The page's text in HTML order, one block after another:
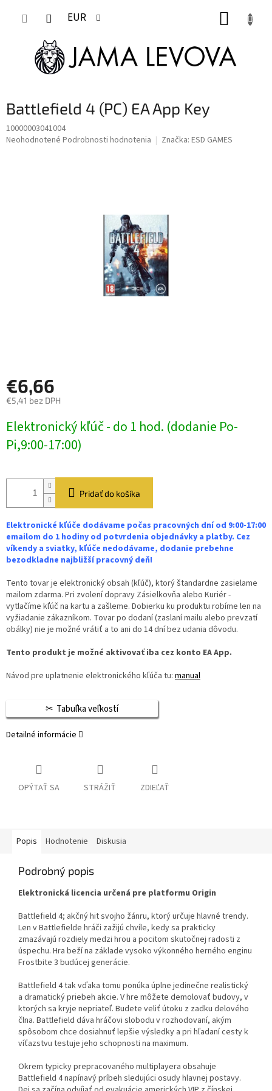
EUR
Battlefield 4 (PC) EA App Key
10000003041004
Priemerné
Neohodnotené Podrobnosti hodnotenia Značka: ESD GAMES
€6,66
€5,41 bez DPH
cena:
Elektronický kľúč - do 1 hod. (dodanie Po-
Pi,9:00-17:00)
Pridať do košíka
Elektronické kľúče dodávame počas pracovných dní od 9:00-17:00
emailom do 1 hodiny od potvrdenia objednávky a platby. Cez
víkendy a sviatky, kľúče nedodávame, dodanie prebehne
bezodkladne najbližší pracovný deň!
Tento tovar je elektronický obsah (kľúč), ktorý štandardne zasielame
mailom zdarma. Pri zvolení dopravy Zásielkovňa alebo Kuriér -
vytlačíme kľúč na kartu a zašleme. Dobierku ku produktu robíme len na
vyžiadanie zákazníkom. Tovar po dodaní (zaslaní mailu alebo prevzatí
obálky) nie je možné vrátiť a to ani do 14 dní bez udania dôvodu.
Tento produkt je možné aktivovať iba cez konto EA App.
Návod pre uplatnenie elektronického kľúča tu: manual
Tabuľka veľkostí
Detailné informácie
OPÝTAŤ SA STRÁŽIŤ ZDIEĽAŤ
Popis Hodnotenie Diskusia
Podrobný popis
Elektronická licencia určená pre platformu Origin
Battlefield 4; akčný hit svojho žánru, ktorý určuje hlavné trendy.
Len v Battlefielde hráči zažijú chvíle, kedy sa prakticky
zmazávajú rozdiely medzi hrou a pocitom skutočnej radosti z
úspechu. Hra beží na základe vysoko výkonného herného enginu
Frostbite 3 budúcej generácie.
Battlefield 4 tak vďaka tomu ponúka úplne jedinečne realistický
a dramatický priebeh akcie. V hre môžete demolovať budovy, v
ktorých sa kryje nepriateľ. Budete veliť útoku z zadku delového
člna. Battlefield dáva hráčovi slobodu v rozhodovaní, akým
spôsobom chce dosiahnuť lepšie výsledky a pri hľadaní cesty k
víťazstvu testuje jeho schopnosti na maximum.
Okrem typicky prepracovaného multiplayera obsahuje
Battlefield 4 napínavý príbeh sledujúci osudy hlavnej postavy.